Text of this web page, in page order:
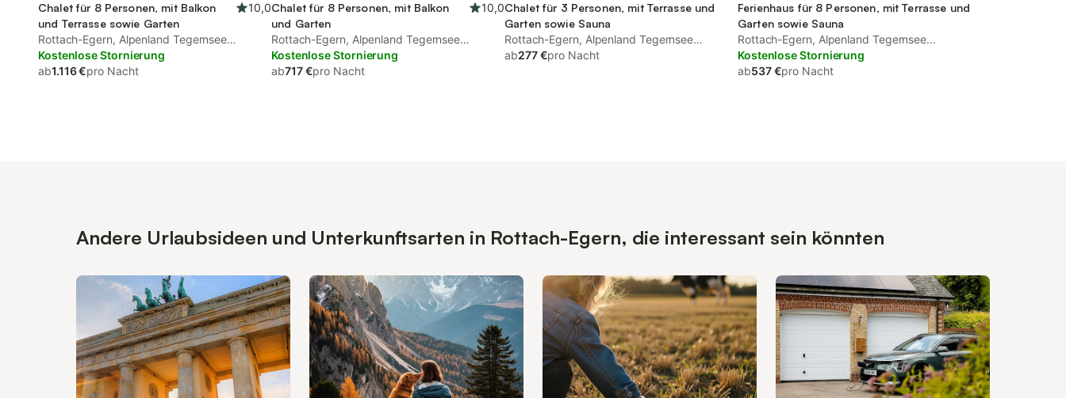
Chalet für 8 Personen, mit Balkon
und Terrasse sowie Garten
10,0
Rottach-Egern, Alpenland Tegernsee
Schliersee
Kostenlose Stornierung
ab1.116 €pro Nacht
Chalet für 8 Personen, mit Balkon
und Garten
10,0
Rottach-Egern, Alpenland Tegernsee
Schliersee
Kostenlose Stornierung
ab717 €pro Nacht
Chalet für 3 Personen, mit Terrasse und
Garten sowie Sauna
Rottach-Egern, Alpenland Tegernsee
Schliersee
ab277 €pro Nacht
Ferienhaus für 8 Personen, mit Terrasse und
Garten sowie Sauna
Rottach-Egern, Alpenland Tegernsee
Schliersee
Kostenlose Stornierung
ab537 €pro Nacht
Andere Urlaubsideen und Unterkunftsarten in Rottach-Egern, die interessant sein könnten